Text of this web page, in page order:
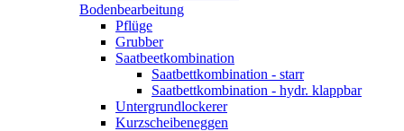
Bodenbearbeitung
Pflüge
Grubber
Saatbeetkombination
Saatbettkombination - starr
Saatbettkombination - hydr. klappbar
Untergrundlockerer
Kurzscheibeneggen